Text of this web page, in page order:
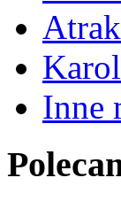
Inne